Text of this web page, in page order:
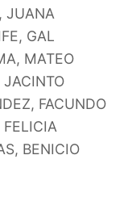
JUANA
GAL
MATEO
JACINTO
FACUNDO
FELICIA
BENICIO